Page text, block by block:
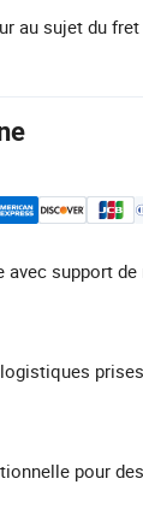
au sujet du
support
pour